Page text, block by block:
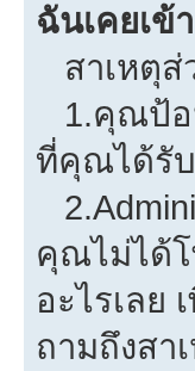
ฉันเคยเข้
สาเหตุส่
1.คุณป้อ
ที่คุณได้รั
คุณไม่ได้โ
อะไรเลย
ถามถึงสา